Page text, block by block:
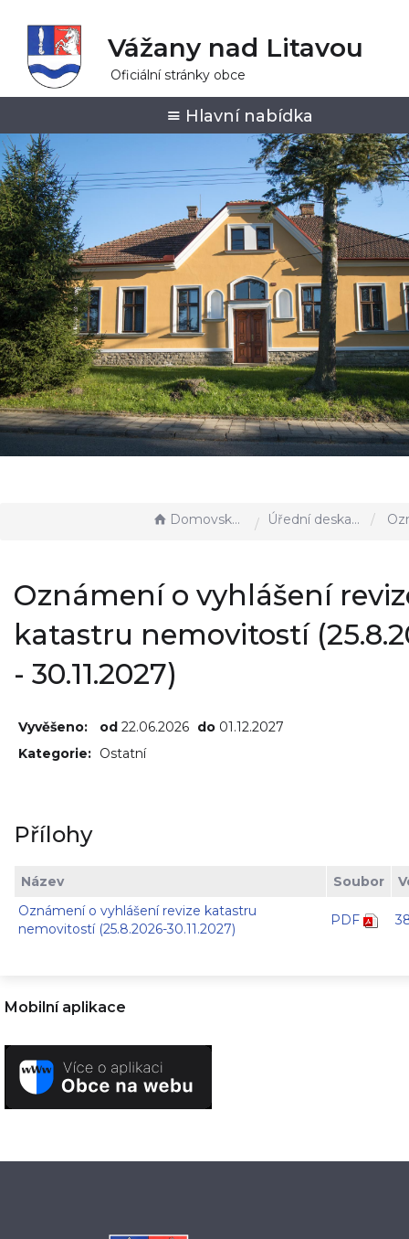
Vážany nad Litavou
Oficiální stránky obce
Hlavní nabídka
Domovská stránka Úřední deska - EÚD Oznámení o
Oznámení o vyhlášení
katastru nemovitostí
- 30.11.2027)
Vyvěšeno: od 22.06.2026 do 01.12.2027
Kategorie: Ostatní
Přílohy
Název Soubor
Oznámení o vyhlášení revize katastru
nemovitostí (25.8.2026-30.11.2027)
PDF
Mobilní aplikace